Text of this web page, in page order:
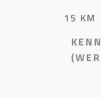
15 KM